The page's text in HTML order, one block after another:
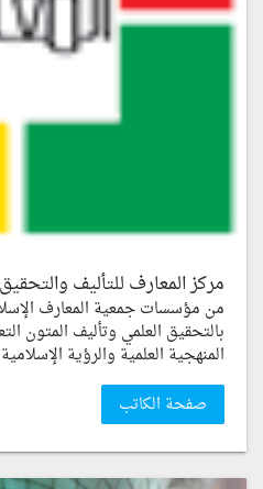
مركز المعارف للتأليف والتحقيق
من مؤسسات جمعية المعارف
بالتحقيق العلمي وتأليف المتون
المنهجية العلمية والرؤية
صفحة الكاتب